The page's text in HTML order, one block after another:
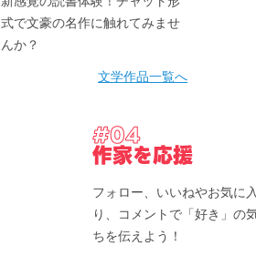
式で文豪の名作に触れてみませ
んか？
文学作品一覧へ
#04
作家を応援
フォロー、いいねやお気に入
り、コメントで「好き」の
ちを伝えよう！